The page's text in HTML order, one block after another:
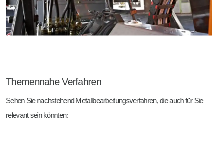
Themennahe Verfahren
Sehen Sie nachstehend Metallbearbeitungsverfahren, die auch für Sie
relevant sein könnten: